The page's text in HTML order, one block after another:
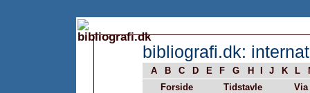
bibliografi.dk:
A B C D E F G H J K L
Forside
Tidstavle Via